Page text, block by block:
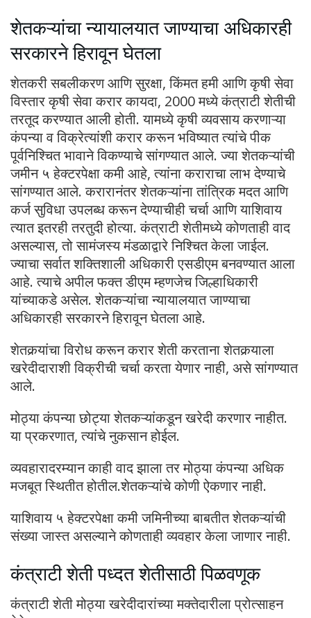
शेतकऱ्यांचा न्यायालयात जाण्याचा अधिकारही
सरकारने हिरावून घेतला
शेतकरी सबलीकरण आणि सुरक्षा, किंमत हमी आणि कृषी सेवा
विस्तार कृषी सेवा करार कायदा, 2000 मध्ये कंत्राटी शेतीची
तरतूद करण्यात आली होती. यामध्ये कृषी व्यवसाय करणाऱ्या
कंपन्या व विक्रेत्यांशी करार करून भविष्यात त्यांचे पीक
पूर्वनिश्चित भावाने विकण्याचे सांगण्यात आले. ज्या शेतकऱ्यांची
जमीन ५ हेक्टरपेक्षा कमी आहे, त्यांना कराराचा लाभ देण्याचे
सांगण्यात आले. करारानंतर शेतकऱ्यांना तांत्रिक मदत आणि
कर्ज सुविधा उपलब्ध करून देण्याचीही चर्चा आणि याशिवाय
त्यात इतरही तरतुदी होत्या. कंत्राटी शेतीमध्ये कोणताही वाद
असल्यास, तो सामंजस्य मंडळाद्वारे निश्चित केला जाईल.
ज्याचा सर्वात शक्तिशाली अधिकारी एसडीएम बनवण्यात आला
आहे. त्याचे अपील फक्त डीएम म्हणजेच जिल्हाधिकारी
यांच्याकडे असेल. शेतकऱ्यांचा न्यायालयात जाण्याचा
अधिकारही सरकारने हिरावून घेतला आहे.
शेतकर्‍यांचा विरोध करून करार शेती करताना शेतकर्‍याला
खरेदीदाराशी विक्रीची चर्चा करता येणार नाही, असे सांगण्यात
आले.
मोठ्या कंपन्या छोट्या शेतकऱ्यांकडून खरेदी करणार नाहीत.
या प्रकरणात, त्यांचे नुकसान होईल.
व्यवहारादरम्यान काही वाद झाला तर मोठ्या कंपन्या अधिक
मजबूत स्थितीत होतील.शेतकऱ्यांचे कोणी ऐकणार नाही.
याशिवाय ५ हेक्टरपेक्षा कमी जमिनीच्या बाबतीत शेतकऱ्यांची
संख्या जास्त असल्याने कोणताही व्यवहार केला जाणार नाही.
कंत्राटी शेती पध्दत शेतीसाठी पिळवणूक
कंत्राटी शेती मोठ्या खरेदीदारांच्या मक्तेदारीला प्रोत्साहन